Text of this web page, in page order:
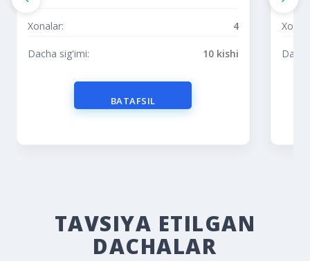
Xonalar: 4
Dacha sig'imi: 10 kishi
BATAFSIL
TAVSIYA ETILGAN
DACHALAR